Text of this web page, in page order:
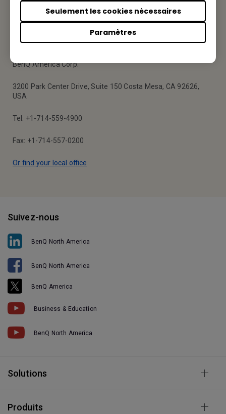
Paramètres
Seulement les cookies nécessaires
Votre BenQ
BenQ America Corp.
3200 Park Center Drive, Suite 150 Costa Mesa, CA 92626,
USA
Tel: +1-714-559-4900
Fax: +1-714-557-0200
Or find your local office
Suivez-nous
BenQ North America
BenQ North America
BenQ America
Business & Education
BenQ North America
Solutions
Produits